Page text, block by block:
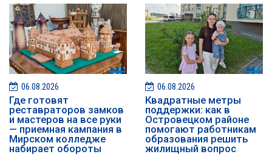
06.08.2026
Где готовят
реставраторов замков
и мастеров на все руки
— приемная кампания в
Мирском колледже
набирает обороты
06.08.2026
Квадратные метры
поддержки: как в
Островецком районе
помогают работникам
образования решить
жилищный вопрос